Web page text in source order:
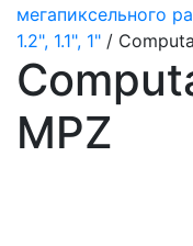
мегапиксельного
1.2", 1.1", 1" /
MPZ